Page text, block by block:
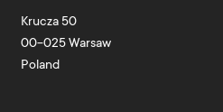
Krucza 50
00-025Warsaw
Poland